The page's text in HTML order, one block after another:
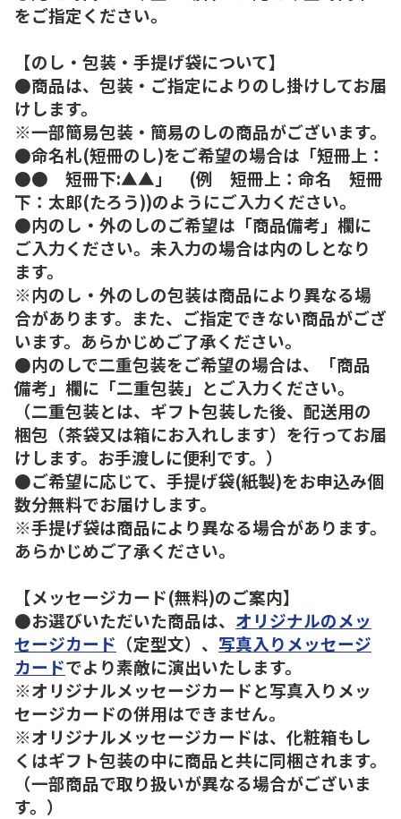
をご指定ください。
【のし・包装・手提げ袋について】
●商品は、包装・ご指定によりのし掛けしてお届
けします。
※一部簡易包装・簡易のしの商品がございます。
●命名札(短冊のし)をご希望の場合は「短冊上：
●● 短冊下:▲▲」 (例 短冊上：命名 短冊
下：太郎(たろう))のようにご入力ください。
●内のし・外のしのご希望は「商品備考」欄に
ご入力ください。未入力の場合は内のしとなり
ます。
※内のし・外のしの包装は商品により異なる場
合があります。また、ご指定できない商品がござ
います。あらかじめご了承ください。
●内のしで二重包装をご希望の場合は、「商品
備考」欄に「二重包装」とご入力ください。
（二重包装とは、ギフト包装した後、配送用の
梱包（茶袋又は箱にお入れします）を行ってお届
けします。お手渡しに便利です。）
●ご希望に応じて、手提げ袋(紙製)をお申込み個
数分無料でお届けします。
※手提げ袋は商品により異なる場合があります。
あらかじめご了承ください。
【メッセージカード(無料)のご案内】
●お選びいただいた商品は、 オリジナルのメッ
セージカード （定型文）、 写真入りメッセージ
カードでより素敵に演出いたします。
※オリジナルメッセージカードと写真入りメッ
セージカードの併用はできません。
※オリジナルメッセージカードは、化粧箱もし
くはギフト包装の中に商品と共に同梱されます。
（一部商品で取り扱いが異なる場合がございま
す。）